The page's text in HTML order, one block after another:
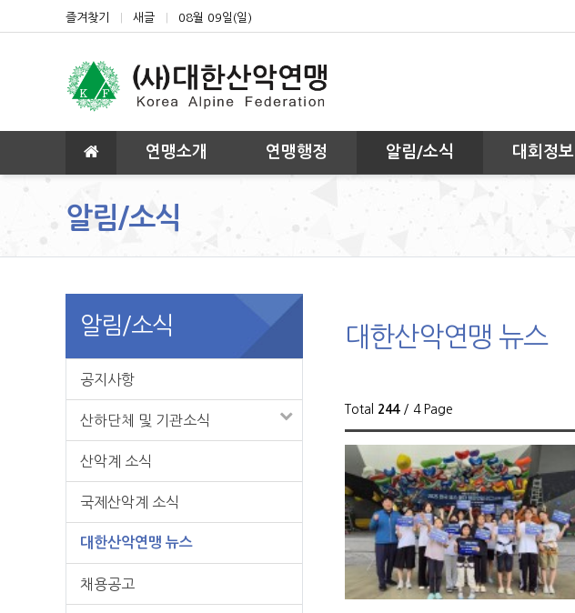
상단 네비
즐겨찾기 새글 08월 09일(일)
메인 메뉴 연맹소개 연맹행정 알림/소식 대회정보
알림/소식
대한산악연맹 뉴스
Total 244/ 4 Page
알림/소식
공지사항
산하단체 및 기관소식
산악계 소식
국제산악계 소식
대한산악연맹 뉴스
채용공고